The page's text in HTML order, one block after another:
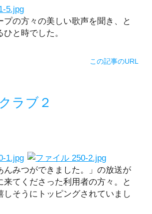
プの方々の美しい歌声を聞き、と
と時でした。
この記事のURL
ラブ２
んみつができました。」の放送が
来てくださった利用者の方々。と
しそうにトッピングされていまし